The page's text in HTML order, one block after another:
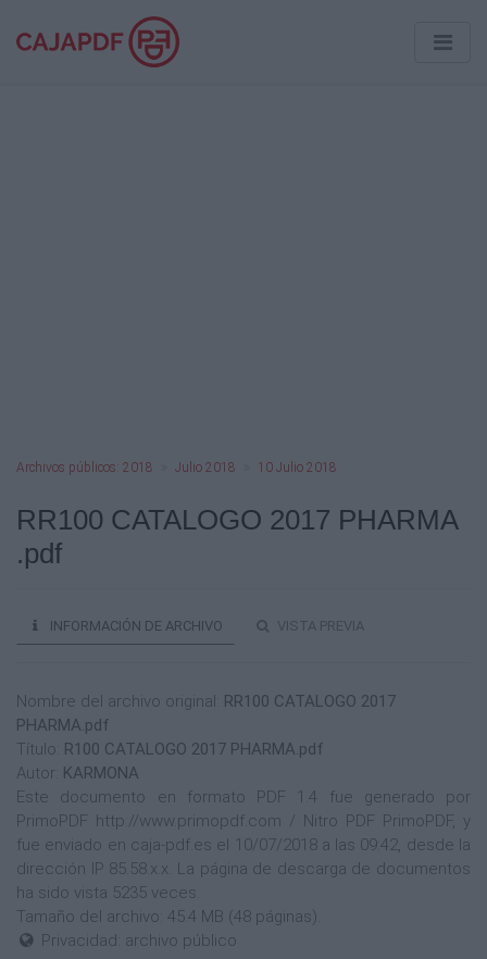
Archivos públicos: 2018 Julio 2018 10 Julio 2018
RR100 CATALOGO 2017 PHARMA
.pdf
INFORMACIÓN DE ARCHIVO VISTA PREVIA
Nombre del archivo original: RR100 CATALOGO 2017
PHARMA.pdf
Título: R100 CATALOGO 2017 PHARMA.pdf
Autor: KARMONA
Este documento en formato PDF 1.4 fue generado por
PrimoPDF http://www.primopdf.com / Nitro PDF PrimoPDF, y
fue enviado en caja-pdf.es el 10/07/2018 a las 09:42, desde la
dirección IP 85.58.x.x. La página de descarga de documentos
ha sido vista 5235 veces.
Tamaño del archivo: 45.4 MB (48 páginas).
Privacidad: archivo público